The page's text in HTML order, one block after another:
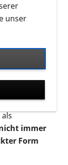
an.
Videos zu
werden in
Variante
immer
Form
unser